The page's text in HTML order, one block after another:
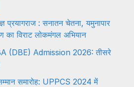
प्रयागराज : सनातन चेतना, यमुनापार
का विराट लोकमंगल अभियान
(DBE) Admission 2026: तीसरे
समारोह: UPPCS 2024 में